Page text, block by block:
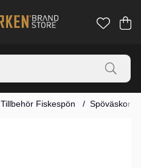
.
Tillbehör Fiskespön Spöväskor